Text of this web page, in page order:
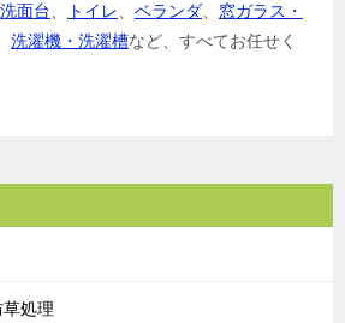
洗面台、 トイレ、 ベランダ、 窓ガラス・
洗濯機・洗濯槽など、すべてお任せく
処理